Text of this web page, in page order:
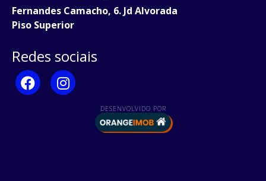
Fernandes Camacho, 6. Jd Alvorada
Piso Superior
Redes sociais
DESENVOLVIDO POR